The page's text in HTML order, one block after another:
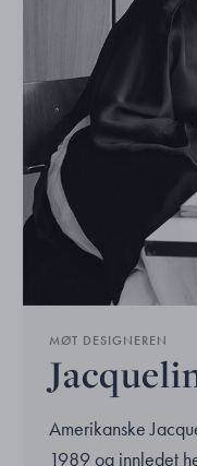
MØT DESIGNEREN
Amerikanske
1989 og innledet